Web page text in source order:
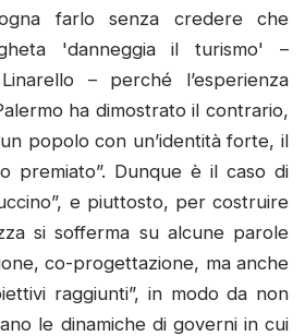
farlo senza credere che
'danneggia il turismo' –
– perché l’esperienza
ha dimostrato il contrario,
popolo con un’identità forte, il
premiato”. Dunque è il caso di
e piuttosto, per costruire
si sofferma su alcune parole
co-progettazione, ma anche
raggiunti”, in modo da non
le dinamiche di governi in cui